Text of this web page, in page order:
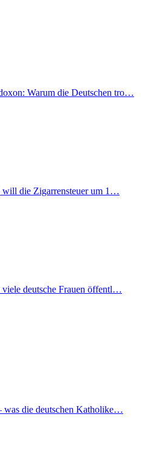
Warum die Deutschen tro…
die Zigarrensteuer um 1…
viele deutsche Frauen öffentl…
was die deutschen Katholike…